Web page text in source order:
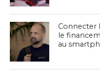
Connecter
le
au